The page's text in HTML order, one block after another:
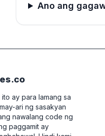
Ano ang
ay para lamang sa
ari ng sasakyan
nawalang code ng
paggamit ay